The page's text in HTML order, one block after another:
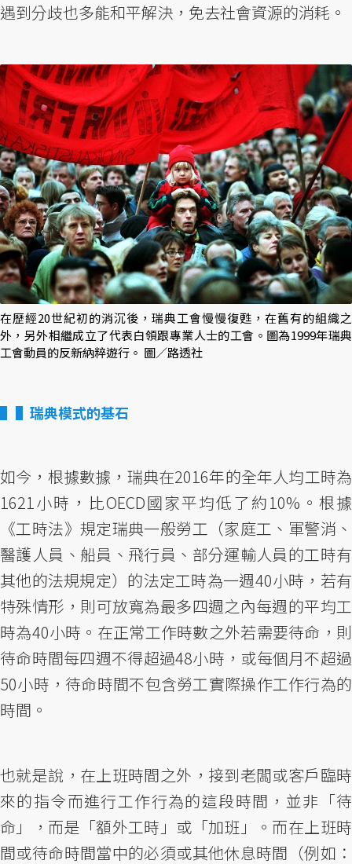
遇到分歧也多能和平解決，免去社會資源的消耗。
在歷經20世紀初的消沉後，瑞典工會慢慢復甦，在舊有的組織之
外，另外相繼成立了代表白領跟專業人士的工會。圖為1999年瑞典
工會動員的反新納粹遊行。 圖／路透社
▌瑞典模式的基石
如今，根據數據，瑞典在2016年的全年人均工時為
1621小時，比OECD國家平均低了約10%。根據
《工時法》規定瑞典一般勞工（家庭工、軍警消、
醫護人員、船員、飛行員、部分運輸人員的工時有
其他的法規規定）的法定工時為一週40小時，若有
特殊情形，則可放寬為最多四週之內每週的平均工
時為40小時。在正常工作時數之外若需要待命，則
待命時間每四週不得超過48小時，或每個月不超過
50小時，待命時間不包含勞工實際操作工作行為的
時間。
也就是說，在上班時間之外，接到老闆或客戶臨時
來的指令而進行工作行為的這段時間，並非「待
命」，而是「額外工時」或「加班」。而在上班時
間或待命時間當中的必須或其他休息時間（例如：